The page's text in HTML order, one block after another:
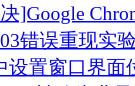
]Google
错误重现实
设置窗口界面